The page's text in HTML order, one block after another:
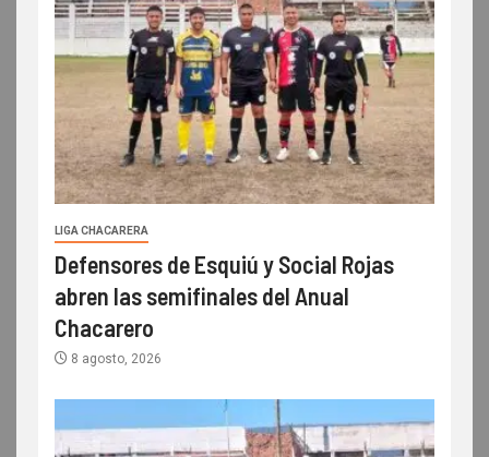
LIGA CHACARERA
Defensores de Esquiú y Social Rojas
abren las semifinales del Anual
Chacarero
8 agosto, 2026